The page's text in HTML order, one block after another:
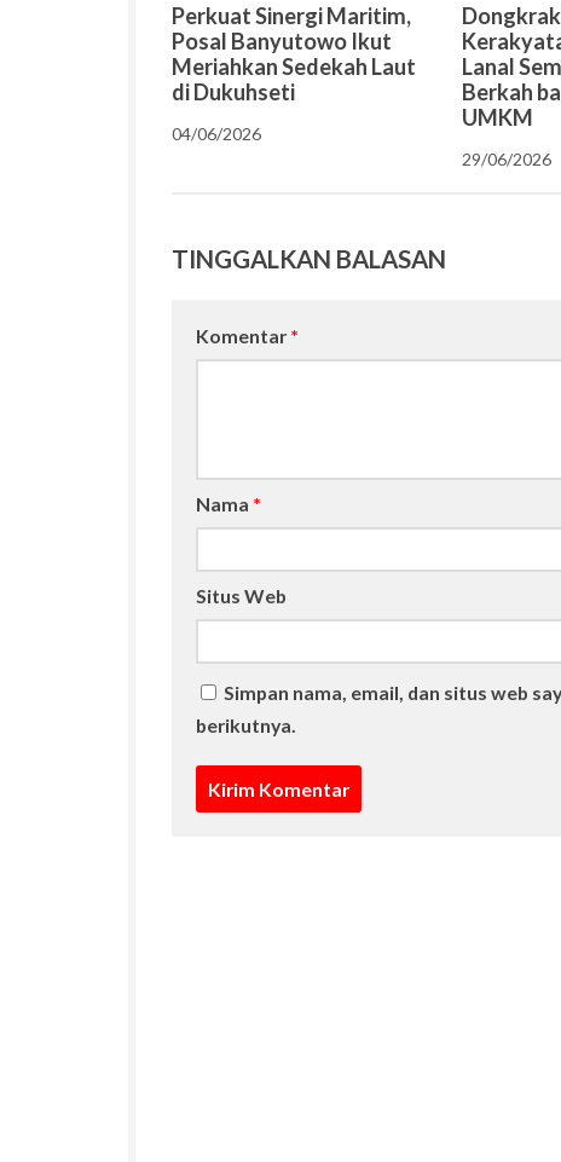
Perkuat Sinergi Maritim,
Posal Banyutowo Ikut
Meriahkan Sedekah Laut
di Dukuhseti
04/06/2026
Lanal
Berkah
UMKM
29/06/2026
TINGGALKAN BALASAN
Komentar *
Nama *
Situs Web
Simpan nama, email, dan situs web
berikutnya.